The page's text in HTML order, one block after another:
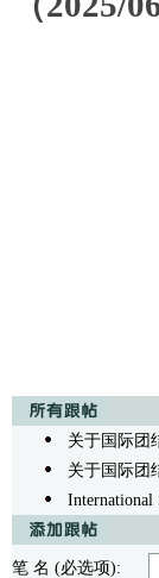
关于国际团
关于国际团
International
笔 名 (必选项):